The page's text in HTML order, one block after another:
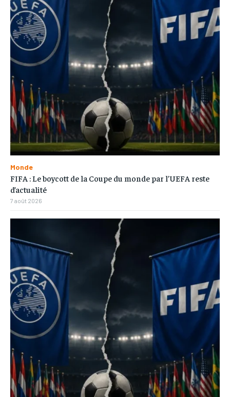
Monde
FIFA : Le boycott de la Coupe du monde par l’UEFA reste
d’actualité
7 août 2026